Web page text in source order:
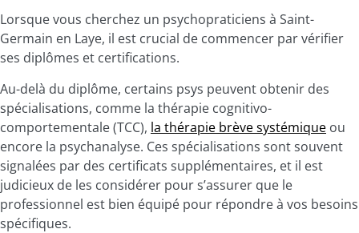
Lorsque vous cherchez un psychopraticiens à Saint-
Germain en Laye, il est crucial de commencer par vérifier
ses diplômes et certifications.
Au-delà du diplôme, certains psys peuvent obtenir des
spécialisations, comme la thérapie cognitivo-
comportementale (TCC), la thérapie brève systémique ou
encore la psychanalyse. Ces spécialisations sont souvent
signalées par des certificats supplémentaires, et il est
judicieux de les considérer pour s’assurer que le
professionnel est bien équipé pour répondre à vos besoins
spécifiques.